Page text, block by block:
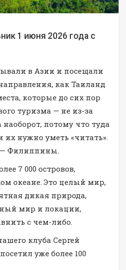
1 июня 2026 года с
в Азии и посещали
как Таиланд
которые до сих пор
туризма — не из-за
наоборот, потому что туда
их нужно уметь «читать».
— Филиппины.
7 000 островов,
океане. Это целый мир,
дикая природа,
мир и локации,
с чем-либо.
клуба Сергей
уже более 100